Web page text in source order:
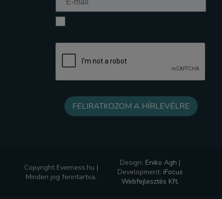
Copyright Everness.hu |
Minden jog fenntartva.
Design: Eniko Agh |
Development: iFocus
Webfejlesztés Kft.